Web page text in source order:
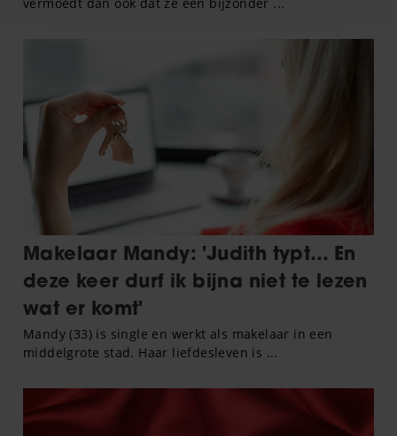
informatie over uw gebruik van onze site met onze
informatie die u aan ze heeft verstrekt of die ze hebben
verzameld op basis van uw gebruik van hun services. U
gaat akkoord met onze cookies als u onze website blijft
gebruiken.